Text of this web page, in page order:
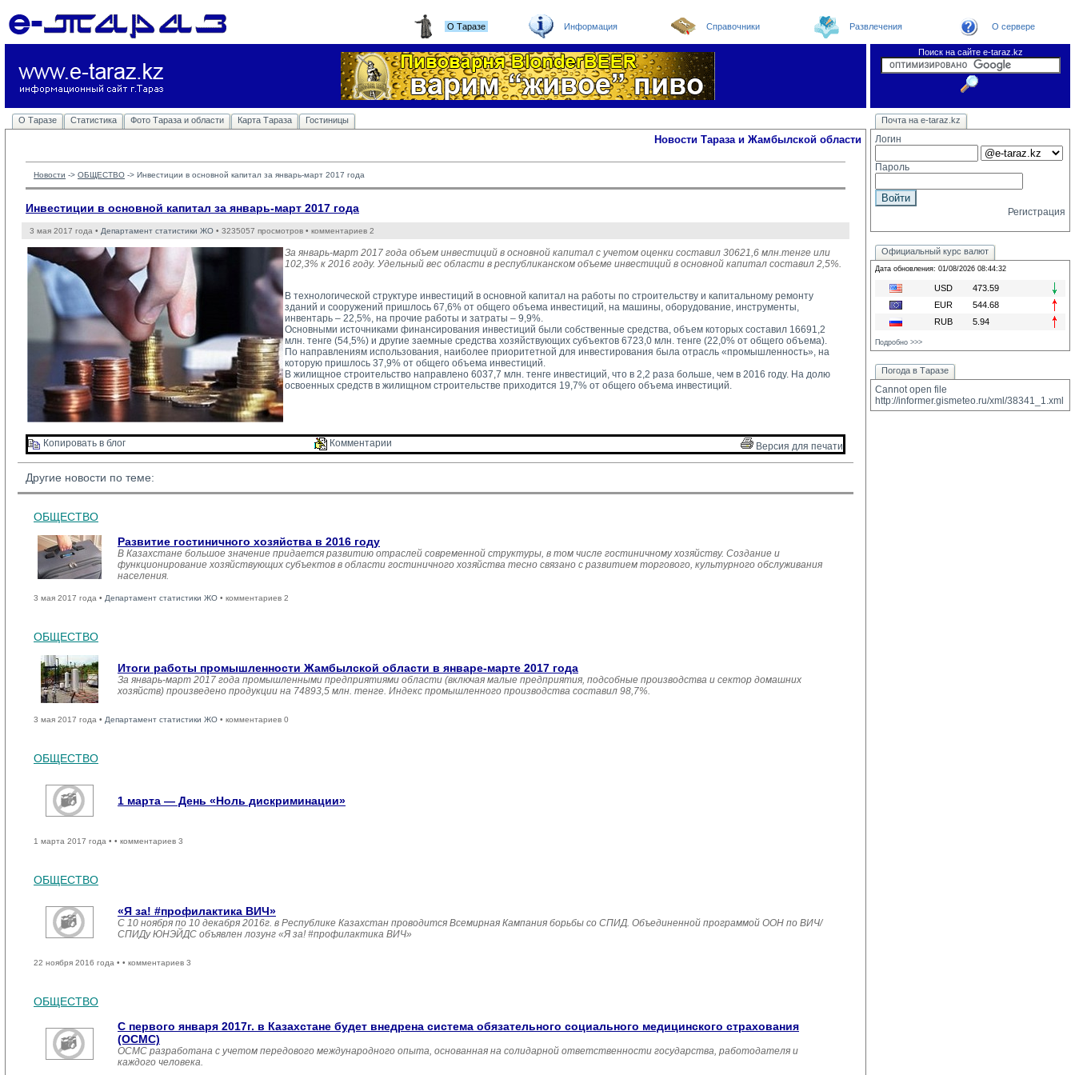
О Таразе Информация Справочники Развлечения О сервере
Поиск на сайте e-taraz.kz
О Таразе Статистика Фото Тараза и области Карта Тараза Гостиницы Новости Погода в Таразе
Телефоный справочник
Видеоконференция
Новости e-taraz
Новости Тараза и Жамбылской области
Новости -> ОБЩЕСТВО -> Инвестиции в основной капитал за январь-март 2017 года
Инвестиции в основной капитал за январь-март 2017 года
3 мая 2017 года • Департамент статистики ЖО • 3235057 просмотров • комментариев 2
За январь-март 2017 года объем инвестиций в основной капитал с учетом оценки составил 30621,6 млн.тенге или
102,3% к 2016 году. Удельный вес области в республиканском объеме инвестиций в основной капитал составил 2,5%.
В технологической структуре инвестиций в основной капитал на работы по строительству и капитальному ремонту
зданий и сооружений пришлось 67,6% от общего объема инвестиций, на машины, оборудование, инструменты,
инвентарь – 22,5%, на прочие работы и затраты – 9,9%.
Основными источниками финансирования инвестиций были собственные средства, объем которых составил 16691,2
млн. тенге (54,5%) и другие заемные средства хозяйствующих субъектов 6723,0 млн. тенге (22,0% от общего объема).
По направлениям использования, наиболее приоритетной для инвестирования была отрасль «промышленность», на
которую пришлось 37,9% от общего объема инвестиций.
В жилищное строительство направлено 6037,7 млн. тенге инвестиций, что в 2,2 раза больше, чем в 2016 году. На долю
освоенных средств в жилищном строительстве приходится 19,7% от общего объема инвестиций.
Копировать в блог Комментарии Версия для печати
Другие новости по теме:
ОБЩЕСТВО
Развитие гостиничного хозяйства в 2016 году
В Казахстане большое значение придается развитию отраслей современной структуры, в том числе гостиничному хозяйству. Создание и
функционирование хозяйствующих субъектов в области гостиничного хозяйства тесно связано с развитием торгового, культурного обслуживания
населения.
3 мая 2017 года • Департамент статистики ЖО • комментариев 2
ОБЩЕСТВО
Итоги работы промышленности Жамбылской области в январе-марте 2017 года
За январь-март 2017 года промышленными предприятиями области (включая малые предприятия, подсобные производства и сектор домашних
хозяйств) произведено продукции на 74893,5 млн. тенге. Индекс промышленного производства составил 98,7%.
3 мая 2017 года • Департамент статистики ЖО • комментариев 0
ОБЩЕСТВО
1 марта — День «Ноль дискриминации»
1 марта 2017 года • • комментариев 3
ОБЩЕСТВО
«Я за! #профилактика ВИЧ»
С 10 ноября по 10 декабря 2016г. в Республике Казахстан проводится Всемирная Кампания борьбы со СПИД. Объединенной программой ООН по ВИЧ/
СПИДу ЮНЭЙДС объявлен лозунг «Я за! #профилактика ВИЧ»
22 ноября 2016 года • • комментариев 3
ОБЩЕСТВО
С первого января 2017г. в Казахстане будет внедрена система обязательного социального медицинского страхования
(ОСМС)
ОСМС разработана с учетом передового международного опыта, основанная на солидарной ответственности государства, работодателя и
каждого человека.
Почта на e-taraz.kz
Логин
Пароль
Регистрация
Официальный курс валют
Дата обновления: 01/08/2026 08:44:32
USD
473.59
EUR
544.68
RUB
5.94
Подробно >>>
Погода в Таразе
Cannot open file
http://informer.gismeteo.ru/xml/38341_1.xml